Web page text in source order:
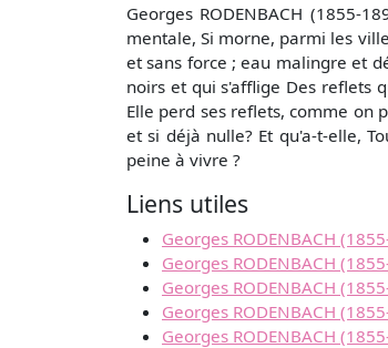
Georges RODENBACH (1855-
mentale, Si morne, parmi les
et sans force ; eau malingre et
noirs et qui s'afflige Des reflets
Elle perd ses reflets, comme on
et si déjà nulle? Et qu'a-t-elle,
peine à vivre ?
Liens utiles
Georges RODENBACH
Georges RODENBACH
Georges RODENBACH
Georges RODENBACH
Georges RODENBACH